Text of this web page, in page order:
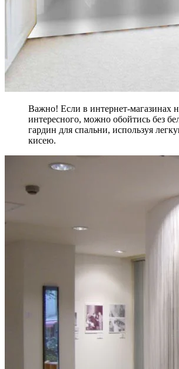
Важно! Если в интернет-магазинах
интересного, можно обойтись без
гардин для спальни, используя
кисею.